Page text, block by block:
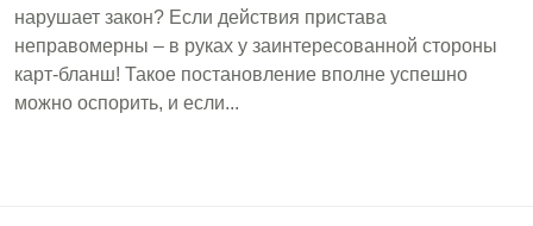
нарушает закон? Если действия пристава
неправомерны – в руках у заинтересованной стороны
карт-бланш! Такое постановление вполне успешно
можно оспорить, и если...